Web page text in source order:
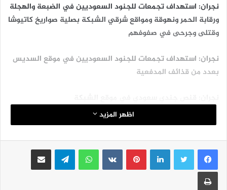
نجران: استهداف تجمعات للجنود السعوديين في الضبعة والهجلة
ورقابة الحمر ونهوقة ومواقع شرقي الشبكة بصلية صواريخ كاتيوشا
وقتلى وجرحى في صفوفهم
نجران: استهداف تجمعات للجنود السعوديين في موقع السديس
بعدد من قذائف المدفعية
صعدة: غارتان لطيران العدوان أسفل منطقة مران بمديرية حيدان
الجوف: قصف مدفعي يستهدف تجمعات لمرتزقة العدوان في
منطقة صبرين بمديرية خب والشعف وسيارات الإسعاف تهرع
للمكان
اظهر المزيد
لينكدإنبينتيريست واتساب تيلقرام مشاركة عبر البريد
طباعة